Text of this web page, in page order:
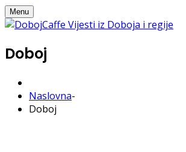
Menu
Doboj
Naslovna-
Doboj